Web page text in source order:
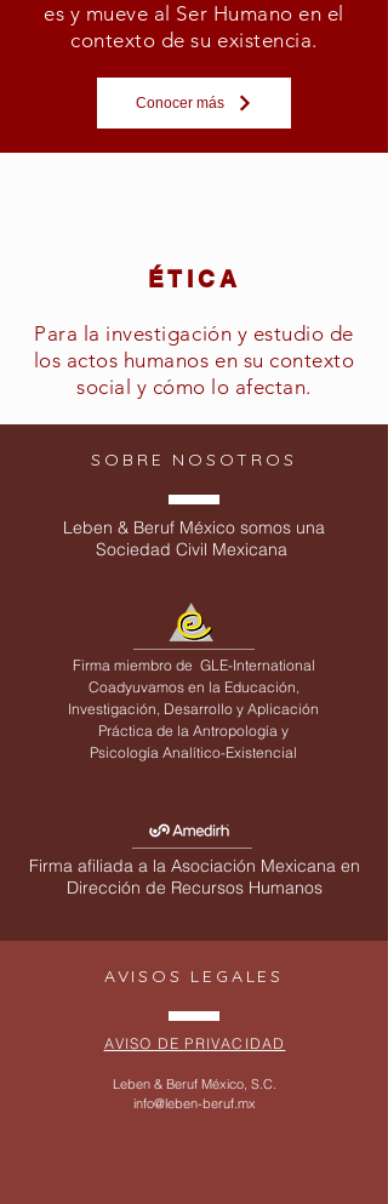
es y mueve al Ser Humano en el
contexto de su existencia.
Conocer más
ÉTICA
Para la investigación y estudio de
los actos humanos en su contexto
social y cómo lo afectan.
SOBRE NOSOTROS
Leben & Beruf México somos una
Sociedad Civil Mexicana
Firma miembro de GLE-International
Coadyuvamos en la Educación,
Investigación, Desarrollo y Aplicación
Práctica de la Antropología y
Psicología Analítico-Existencial
Firma afiliada a la Asociación Mexicana en
Dirección de Recursos Humanos
AVISOS LEGALES
AVISO DE PRIVACIDAD
Leben & Beruf México, S.C.
info@leben-beruf.mx